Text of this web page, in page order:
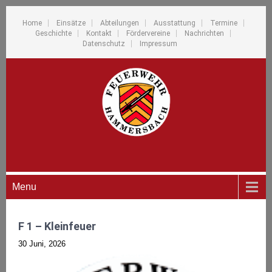
Home Einsätze Abteilungen Ausstattung
Termine
Geschichte
Kontakt Fördervereine
Nachrichten
Datenschutz
Impressum
Menu
F 1 – Kleinfeuer
30 Juni, 2026